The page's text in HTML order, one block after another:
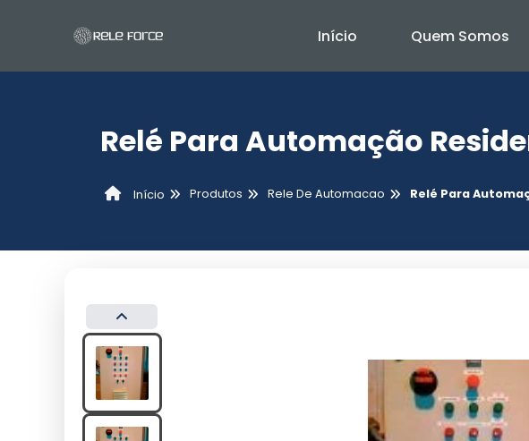
Início Quem Somos
Relé Para Automação
Início Produtos Rele De Automacao Relé Para